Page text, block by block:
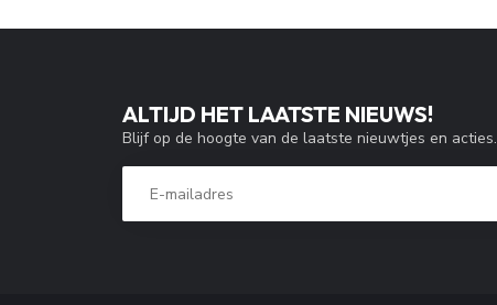
ALTIJD HET LAATSTE NIEUWS!
Blijf op de hoogte van de laatste nieuwtjes en acties.